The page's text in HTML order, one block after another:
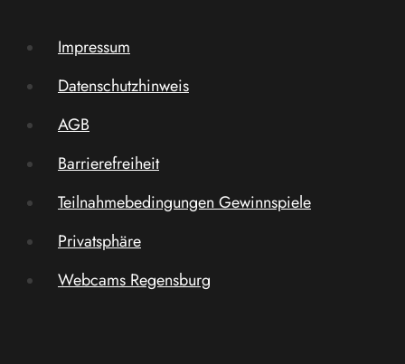
Impressum
Datenschutzhinweis
AGB
Barrierefreiheit
Teilnahmebedingungen Gewinnspiele
Privatsphäre
Webcams Regensburg